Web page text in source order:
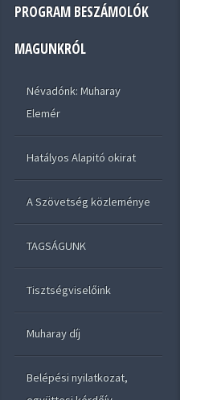
PROGRAM BESZÁMOLÓK
MAGUNKRÓL
Névadónk: Muharay
Elemér
Hatályos Alapitó okirat
A Szövetség közleménye
TAGSÁGUNK
Tisztségviselőink
Muharay díj
Belépési nyilatkozat,